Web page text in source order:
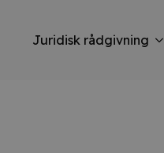
Juridisk rådgivning